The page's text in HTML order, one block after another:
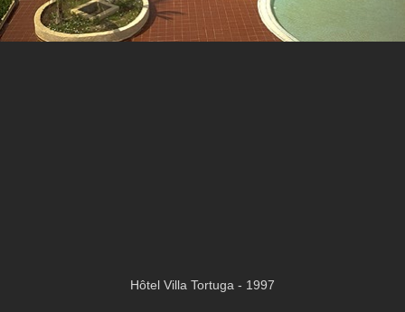
Hôtel Villa Tortuga - 1997